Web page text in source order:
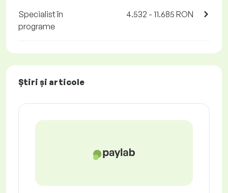
Specialist în
programe
4.532 - 11.685 RON
Știri și articole